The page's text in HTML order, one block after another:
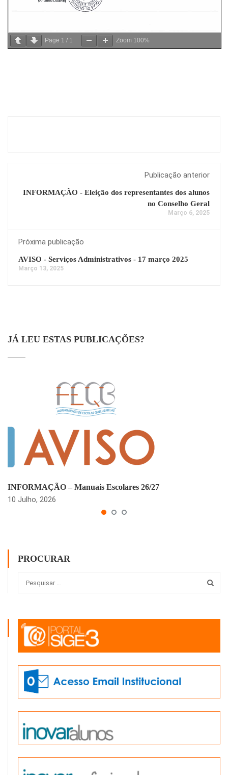
Page 1 / 1 Zoom 100%
Publicação anterior
INFORMAÇÃO - Eleição dos representantes dos alunos
no Conselho Geral
Março 6, 2025
Próxima publicação
AVISO - Serviços Administrativos - 17 março 2025
Março 13, 2025
JÁ LEU ESTAS PUBLICAÇÕES?
INFORMAÇÃO – Manuais Escolares 26/27
10 Julho, 2026
PROCURAR